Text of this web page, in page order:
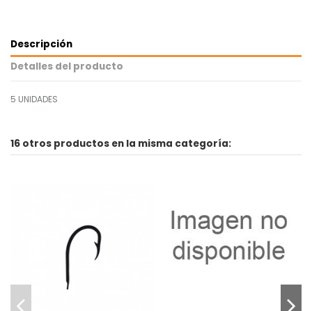
Descripción
Detalles del producto
5 UNIDADES
16 otros productos en la misma categoría: